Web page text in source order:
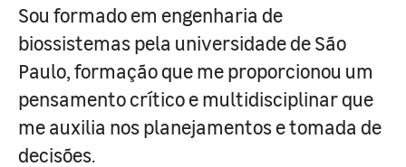
Sou formado em engenharia de
biossistemas pela universidade de São
Paulo, formação que me proporcionou um
pensamento crítico e multidisciplinar que
me auxilia nos planejamentos e tomada de
decisões.